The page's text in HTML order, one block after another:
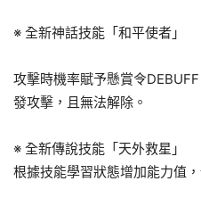
※ 全新神話技能「和平使者」
攻擊時機率賦予懸賞令
發攻擊，且無法解除。
※ 全新傳說技能「天外救星」
根據技能學習狀態增加能力值